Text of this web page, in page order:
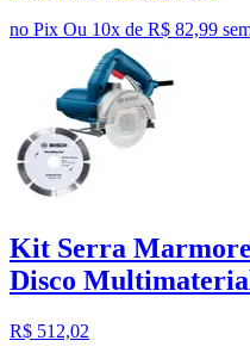
no Pix Ou 10x de R$ 82,99
Kit Serra Marmore
Disco
R$ 512,02